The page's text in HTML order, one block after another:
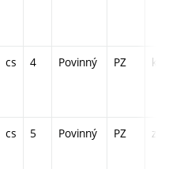
cs 4 Povinný PZ kl
cs 5 Povinný PZ zá,zk